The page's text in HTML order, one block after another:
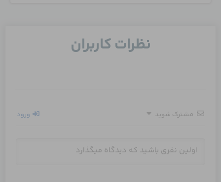
نظرات کاربران
مشترک شوید ورود